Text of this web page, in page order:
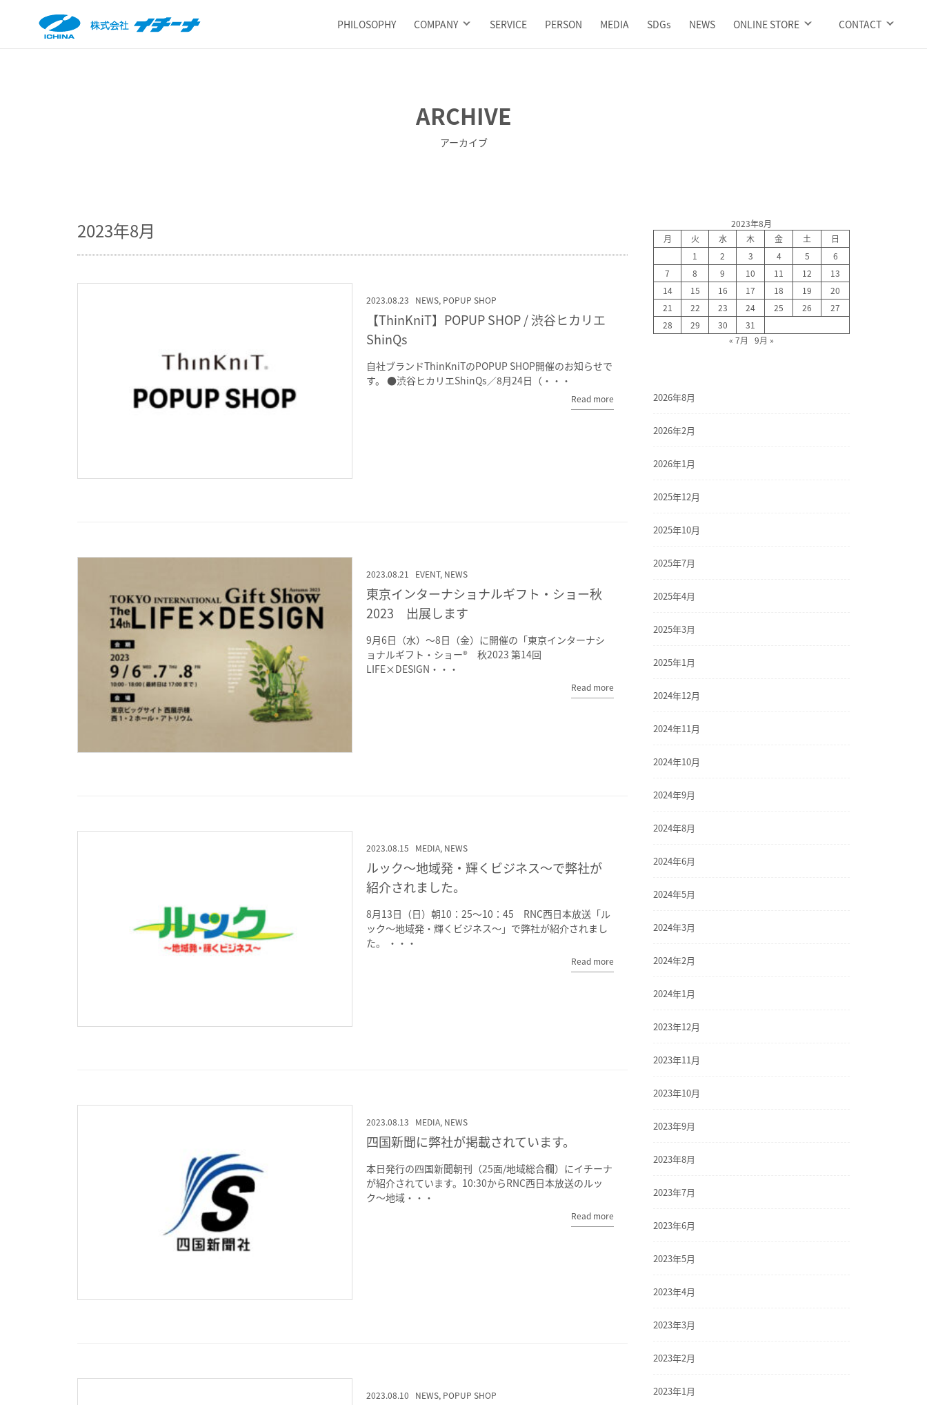
PHILOSOPHY COMPANY SERVICE PERSON MEDIA SDGs NEWS ONLINE STORE CONTACT
ARCHIVE
アーカイブ
2023年8月
2023.08.23 NEWS, POPUP SHOP
【ThinKniT】POPUP SHOP / 渋谷ヒカリエ
ShinQs
自社ブランドThinKniTのPOPUP SHOP開催のお知らせで
す。 ●渋谷ヒカリエShinQs／8月24日（・・・
Read more
2023.08.21 EVENT, NEWS
東京インターナショナルギフト・ショー秋
2023 出展します
9月6日（水）～8日（金）に開催の「東京インターナシ
ョナルギフト・ショー® 秋2023 第14回
LIFE×DESIGN・・・
Read more
2023.08.15 MEDIA, NEWS
ルック～地域発・輝くビジネス～で弊社が
紹介されました。
8月13日（日）朝10：25～10：45 RNC西日本放送「ル
ック～地域発・輝くビジネス～」で弊社が紹介されまし
た。 ・・・
Read more
2023.08.13 MEDIA, NEWS
四国新聞に弊社が掲載されています。
本日発行の四国新聞朝刊（25面/地域総合欄）にイチーナ
が紹介されています。10:30からRNC西日本放送のルッ
ク〜地域・・・
Read more
2023.08.10 NEWS, POPUP SHOP
2023年8月
月
火 水 木 金 土
日
1
2 3 4 5
6
7
8 9 10 11 12
13
14
15 16 17 18 19
20
21
22 23 24 25 26
27
28
29 30
31
« 7月
9月 »
2026年8月
2026年2月
2026年1月
2025年12月
2025年10月
2025年7月
2025年4月
2025年3月
2025年1月
2024年12月
2024年11月
2024年10月
2024年9月
2024年8月
2024年6月
2024年5月
2024年3月
2024年2月
2024年1月
2023年12月
2023年11月
2023年10月
2023年9月
2023年8月
2023年7月
2023年6月
2023年5月
2023年4月
2023年3月
2023年2月
2023年1月